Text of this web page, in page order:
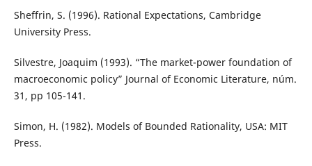
Sheffrin, S. (1996). Rational Expectations, Cambridge
University Press.
Silvestre, Joaquim (1993). “The market-power foundation of
macroeconomic policy” Journal of Economic Literature, núm.
31, pp 105-141.
Simon, H. (1982). Models of Bounded Rationality, USA: MIT
Press.